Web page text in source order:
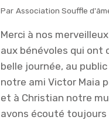
Par Association Souffle
Merci à nos
aux bénévoles qui ont
belle journée, au
notre ami Victor Maia
et à Christian notre
avons écouté toujours